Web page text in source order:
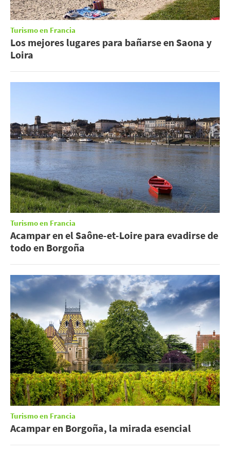
Turismo en Francia
Los mejores lugares para bañarse en Saona y
Loira
Turismo en Francia
Acampar en el Saône-et-Loire para evadirse de
todo en Borgoña
Turismo en Francia
Acampar en Borgoña, la mirada esencial